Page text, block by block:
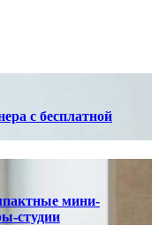
с бесплатной
мини-
студии